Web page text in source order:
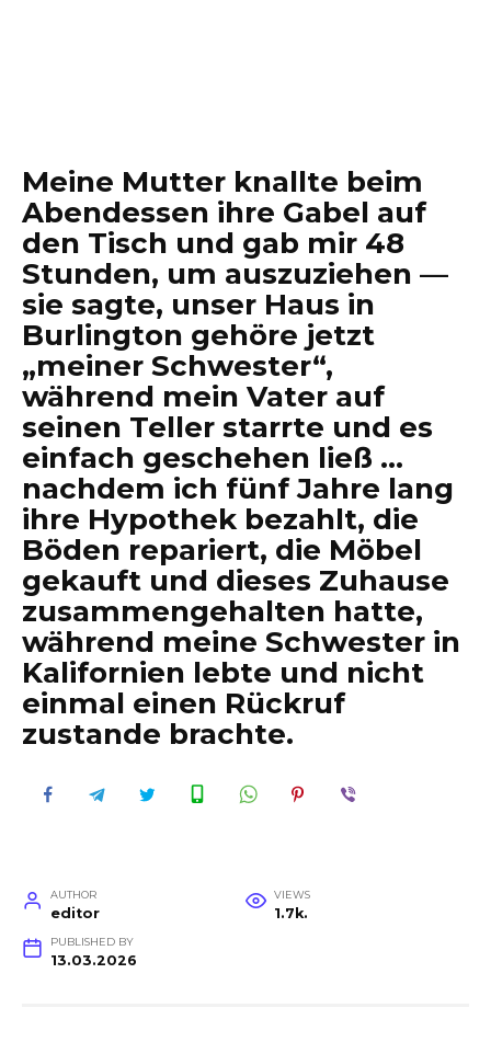
Meine Mutter knallte beim
Abendessen ihre Gabel auf
den Tisch und gab mir 48
Stunden, um auszuziehen —
sie sagte, unser Haus in
Burlington gehöre jetzt
„meiner Schwester“,
während mein Vater auf
seinen Teller starrte und es
einfach geschehen ließ …
nachdem ich fünf Jahre lang
ihre Hypothek bezahlt, die
Böden repariert, die Möbel
gekauft und dieses Zuhause
zusammengehalten hatte,
während meine Schwester in
Kalifornien lebte und nicht
einmal einen Rückruf
zustande brachte.
AUTHOR
editor
VIEWS
1.7k.
PUBLISHED BY
13.03.2026